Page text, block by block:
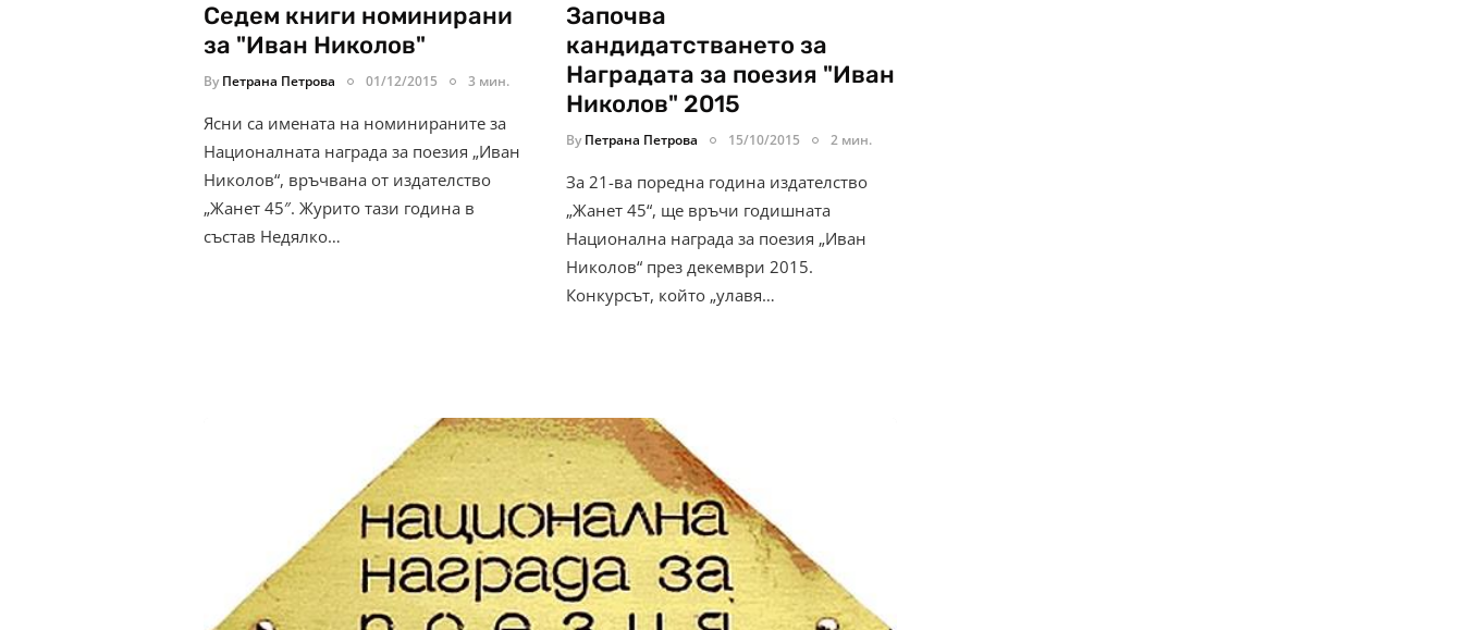
Седем книги номинирани
за "Иван Николов"
By Петрана Петрова 01/12/2015 3 мин.
Ясни са имената на номинираните за
Националната награда за поезия „Иван
Николов“, връчвана от издателство
„Жанет 45″. Журито тази година в
състав Недялко…
Започва
кандидатстването за
Наградата за поезия "Иван
Николов" 2015
By Петрана Петрова 15/10/2015 2 мин.
За 21-ва поредна година издателство
„Жанет 45“, ще връчи годишната
Национална награда за поезия „Иван
Николов“ през декември 2015.
Конкурсът, който „улавя…